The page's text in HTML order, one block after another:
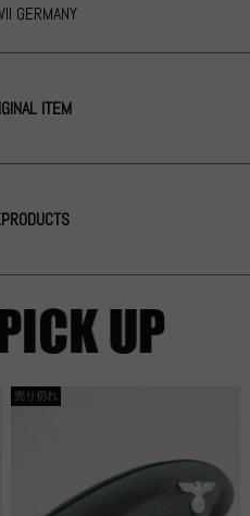
GERMANY
ITEM
売り切れ